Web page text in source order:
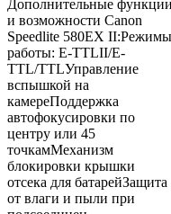
Дополнительные функции
и возможности Canon
Speedlite 580EX II:Режимы
работы: E-TTLII/E-
TTL/TTLУправление
вспышкой на
камереПоддержка
автофокусировки по
центру или 45
точкамМеханизм
блокировки крышки
отсека для батарейЗащита
от влаги и пыли при